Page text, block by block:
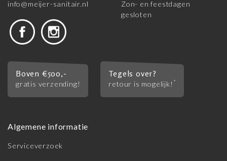
info@meijer-sanitair.nl
Zon- en feestdagen
gesloten
Boven €500,-
gratis verzending!
Tegels over?
retour is mogelijk! *
Algemene informatie
Serviceverzoek